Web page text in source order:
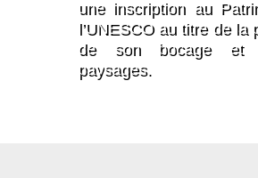
une inscription au
l’UNESCO au titre de la
de son bocage et
paysages.